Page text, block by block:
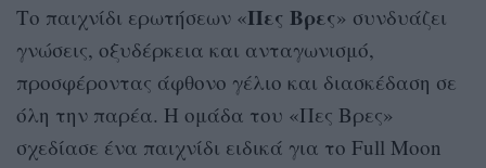
Το παιχνίδι ερωτήσεων «Πες Βρες» συνδυάζει
γνώσεις, οξυδέρκεια και ανταγωνισμό,
προσφέροντας άφθονο γέλιο και διασκέδαση σε
όλη την παρέα. H ομάδα του «Πες Βρες»
σχεδίασε ένα παιχνίδι ειδικά για το Full Moon